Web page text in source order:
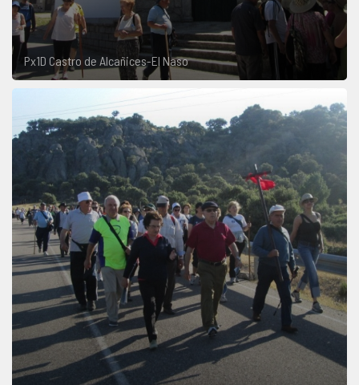
Px1D Castro de Alcañices-El Naso